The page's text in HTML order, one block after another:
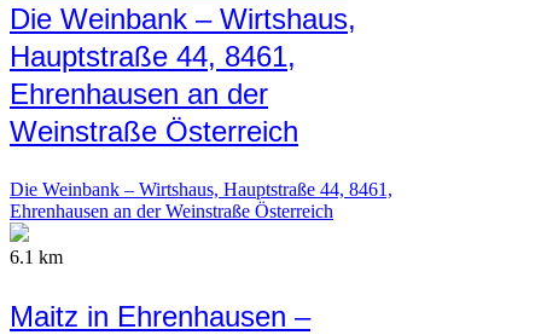
Die Weinbank – Wirtshaus,
Hauptstraße 44, 8461,
Ehrenhausen an der
Weinstraße Österreich
Die Weinbank – Wirtshaus, Hauptstraße 44, 8461,
Ehrenhausen an der Weinstraße Österreich
6.1 km
Maitz in Ehrenhausen –